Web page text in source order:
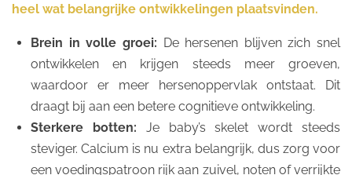
heel wat belangrijke ontwikkelingen plaatsvinden.
Brein in volle groei: De hersenen blijven zich snel
ontwikkelen en krijgen steeds meer groeven,
waardoor er meer hersenoppervlak ontstaat. Dit
draagt bij aan een betere cognitieve ontwikkeling.
Sterkere botten: Je baby’s skelet wordt steeds
steviger. Calcium is nu extra belangrijk, dus zorg voor
een voedingspatroon rijk aan zuivel, noten of verrijkte